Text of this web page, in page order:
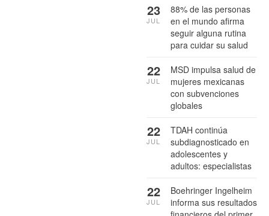
88% de las personas
en el mundo afirma
seguir alguna rutina
para cuidar su salud
23
JUL
MSD impulsa salud de
mujeres mexicanas
con subvenciones
globales
22
JUL
TDAH continúa
subdiagnosticado en
adolescentes y
adultos: especialistas
22
JUL
Boehringer Ingelheim
informa sus resultados
22
JUL